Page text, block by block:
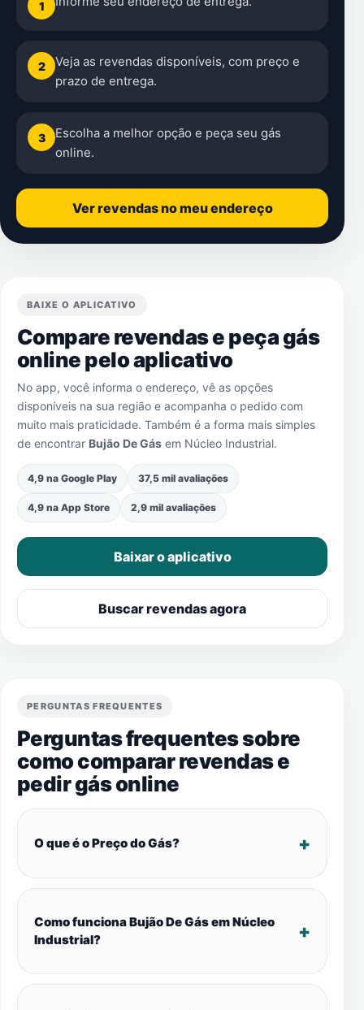
1
2
Veja as revendas disponíveis, com preço e
prazo de entrega.
3
Escolha a melhor opção e peça seu gás
online.
Ver revendas no meu endereço
BAIXE O APLICATIVO
Compare revendas e peça gás
online pelo aplicativo
No app, você informa o endereço, vê as opções
disponíveis na sua região e acompanha o pedido com
muito mais praticidade. Também é a forma mais simples
de encontrar Bujão De Gás em Núcleo Industrial.
4,9 na Google Play 37,5 mil avaliações
4,9 na App Store 2,9 mil avaliações
Baixar o aplicativo
Buscar revendas agora
PERGUNTAS FREQUENTES
Perguntas frequentes sobre
como comparar revendas e
pedir gás online
O que é o Preço do Gás?
Como funciona Bujão De Gás em Núcleo
Industrial?